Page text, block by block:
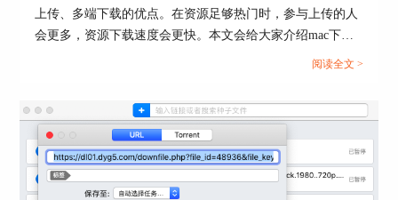
简单的试用下来，对于电脑小白来讲，这款BT下
载器是较为友好的。
苹果BT下载器用Folx是较为合适的，使用下来，有
几个优点：
1、界面简洁易懂
上传、多端下载的优点。在资源足够热门时，参与上传的人
会更多，资源下载速度会更快。本文会给大家介绍mac下载
bt的软件，以及mac怎么下载bt文件。想使用bt下载器的小伙
阅读全文 >